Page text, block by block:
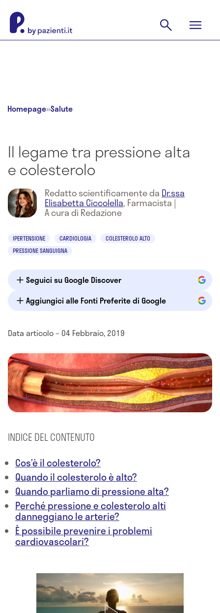
Homepage»Salute
Il legame tra pressione alta
e colesterolo
Redatto scientificamente da Dr.ssa
Elisabetta Ciccolella, Farmacista |
A cura di Redazione
IPERTENSIONE CARDIOLOGIA
COLESTEROLO ALTO
PRESSIONE SANGUIGNA
Seguici su Google Discover
Aggiungici alle Fonti Preferite di Google
Data articolo – 04 Febbraio, 2019
INDICE DEL CONTENUTO
Cos’è il colesterolo?
Quando il colesterolo è alto?
Quando parliamo di pressione alta?
Perché pressione e colesterolo alti
danneggiano le arterie?
È possibile prevenire i problemi
cardiovascolari?